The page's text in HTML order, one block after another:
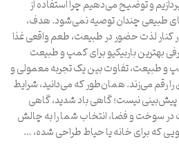
و توضیح می‌دهیم چرا استفاده از
طبیعی چندان توصیه نمی‌شود. هدف،
در کنار لذت حضور در طبیعت، طعم واقعی غذا
بهترین باربیکیو برای کمپ و طبیعت
و طبیعت، تفاوت بین یک تجربه معمولی و
می‌زند. همان‌طور که می‌دانید، شرایط
نیست؛ گاهی باد شدید، گاهی
سوخت و فضا، انتخاب شما را به چالش
که برای خانه یا حیاط طراحی شده، …